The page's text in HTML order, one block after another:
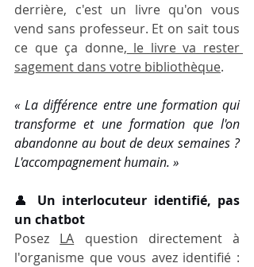
derrière, c'est un livre qu'on vous
vend sans professeur. Et on sait tous
ce que ça donne, le livre va rester
sagement dans votre bibliothèque.
« La différence entre une formation qui
transforme et une formation que l'on
abandonne au bout de deux semaines ?
L'accompagnement humain. »
👤 Un interlocuteur identifié, pas
un chatbot
Posez LA question directement à
l'organisme que vous avez identifié :